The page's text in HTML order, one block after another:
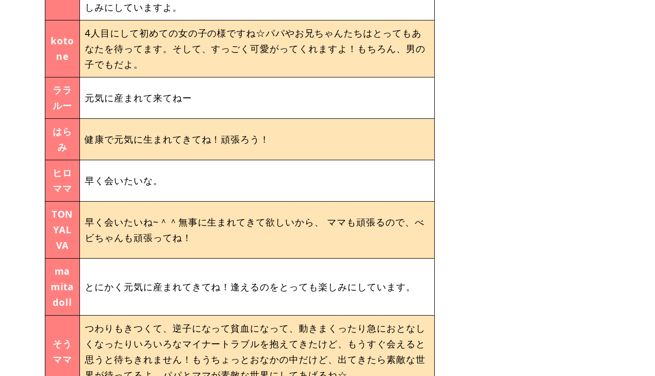
しみにしていますよ。
koto
ne
4人目にして初めての女の子の様ですね☆パパやお兄ちゃんたちはとってもあ
なたを待ってます。そして、すっごく可愛がってくれますよ！もちろん、男の
子でもだよ。
ララ
ルー
元気に産まれて来てねー
はら
み
健康で元気に生まれてきてね！頑張ろう！
ヒロ
ママ
早く会いたいな。
TON
YAL
VA
早く会いたいね~＾＾無事に生まれてきて欲しいから、 ママも頑張るので、べ
ビちゃんも頑張ってね！
ma
mita
doll
とにかく元気に産まれてきてね！逢えるのをとっても楽しみにしています。
そう
ママ
つわりもきつくて、逆子になって貧血になって、動きまくったり急におとなし
くなったりいろいろなマイナートラブルを抱えてきたけど、もうすぐ会えると
思うと待ちきれません！もうちょっとおなかの中だけど、出てきたら素敵な世